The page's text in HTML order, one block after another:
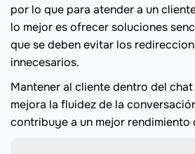
por lo que para atender a un
lo mejor es ofrecer soluciones
que se deben evitar los
innecesarios.
Mantener al cliente dentro del
mejora la fluidez de la
contribuye a un mejor rendimiento